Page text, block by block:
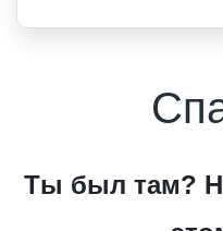
Ты был там?